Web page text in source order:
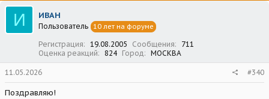
И ИВАН
Пользователь 10 лет на форуме
Регистрация 19.08.2005 Сообщения
711
Оценка реакций
824 Город МОСКВА
11.05.2026 #340
Поздравляю!